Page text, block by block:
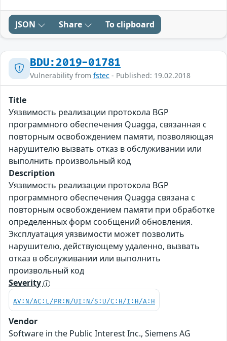
JSON Share To clipboard
BDU:2019-01781
Vulnerability from fstec - Published: 19.02.2018
Title
Уязвимость реализации протокола BGP
программного обеспечения Quagga, связанная с
повторным освобождением памяти, позволяющая
нарушителю вызвать отказ в обслуживании или
выполнить произвольный код
Description
Уязвимость реализации протокола BGP
программного обеспечения Quagga связана с
повторным освобождением памяти при обработке
определенных форм сообщений обновления.
Эксплуатация уязвимости может позволить
нарушителю, действующему удаленно, вызвать
отказ в обслуживании или выполнить
произвольный код
Severity
AV:N/AC:L/PR:N/UI:N/S:U/C:H/I:H/A:H
Vendor
Software in the Public Interest Inc., Siemens AG